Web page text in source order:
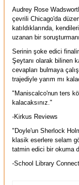
Audrey Rose
çevrili Chicago'da
katıldıklarında,
uzanan bir
Serinin şoke edici
Şeytanı olarak bilinen
cevapları bulmaya
trajediyle yarım mı
"Maniscalco'nun ters
kalacaksınız."
-Kirkus Reviews
"Doyle'un Sherlock
klasik eserlere selam
tatmin edici bir okuma
-School Library